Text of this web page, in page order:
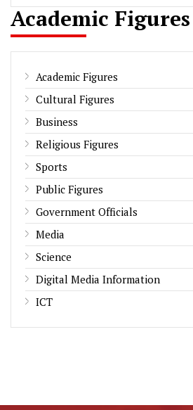
Academic Figures
Academic Figures
Cultural Figures
Business
Religious Figures
Sports
Public Figures
Government Officials
Media
Science
Digital Media Information
ICT